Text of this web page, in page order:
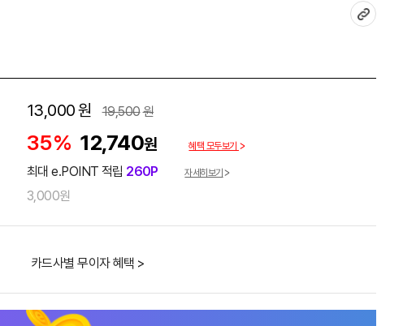
13,000원 19,500원
35% 12,740원 혜택 모두보기
최대 e.POINT 적립 260P 자세히보기
3,000원
카드사별 무이자 혜택 >